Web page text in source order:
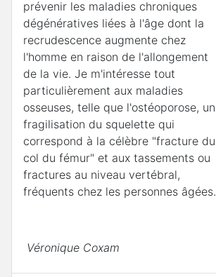
prévenir les maladies chroniques
dégénératives liées à l'âge dont la
recrudescence augmente chez
l'homme en raison de l'allongement
de la vie. Je m'intéresse tout
particulièrement aux maladies
osseuses, telle que l'ostéoporose,
fragilisation du squelette qui
correspond à la célèbre "fracture du
col du fémur" et aux tassements ou
fractures au niveau vertébral,
fréquents chez les personnes âgées.
Véronique Coxam